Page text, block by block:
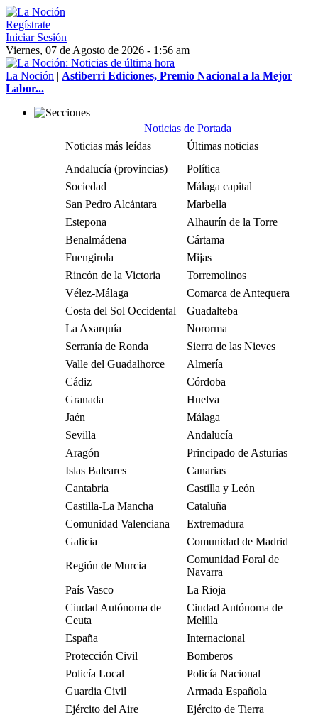
Regístrate
Iniciar Sesión
Viernes, 07 de Agosto de 2026 - 1:56 am
La Noción | Astiberri Ediciones, Premio Nacional a la Mejor
Labor...
Noticias de Portada
Noticias más leídas
Últimas noticias
Andalucía (provincias)
Política
Sociedad
Málaga capital
San Pedro Alcántara
Marbella
Estepona
Alhaurín de la Torre
Benalmádena
Cártama
Fuengirola
Mijas
Rincón de la Victoria
Torremolinos
Vélez-Málaga
Comarca de Antequera
Costa del Sol Occidental
Guadalteba
La Axarquía
Nororma
Serranía de Ronda
Sierra de las Nieves
Valle del Guadalhorce
Almería
Cádiz
Córdoba
Granada
Huelva
Jaén
Málaga
Sevilla
Andalucía
Aragón
Principado de Asturias
Islas Baleares
Canarias
Cantabria
Castilla y León
Castilla-La Mancha
Cataluña
Comunidad Valenciana
Extremadura
Galicia
Comunidad de Madrid
Región de Murcia
Comunidad Foral de
Navarra
País Vasco
La Rioja
Ciudad Autónoma de
Ceuta
Ciudad Autónoma de
Melilla
España
Internacional
Protección Civil
Bomberos
Policía Local
Policía Nacional
Guardia Civil
Armada Española
Ejército del Aire
Ejército de Tierra